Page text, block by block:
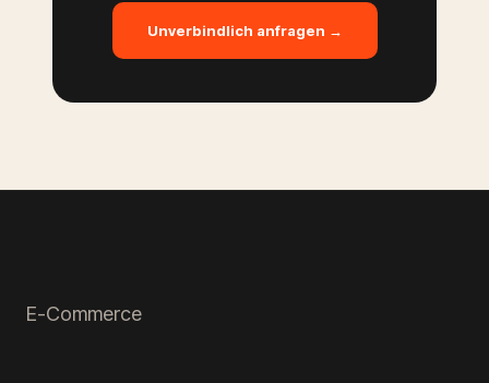
Unverbindlich anfragen →
E-Commerce